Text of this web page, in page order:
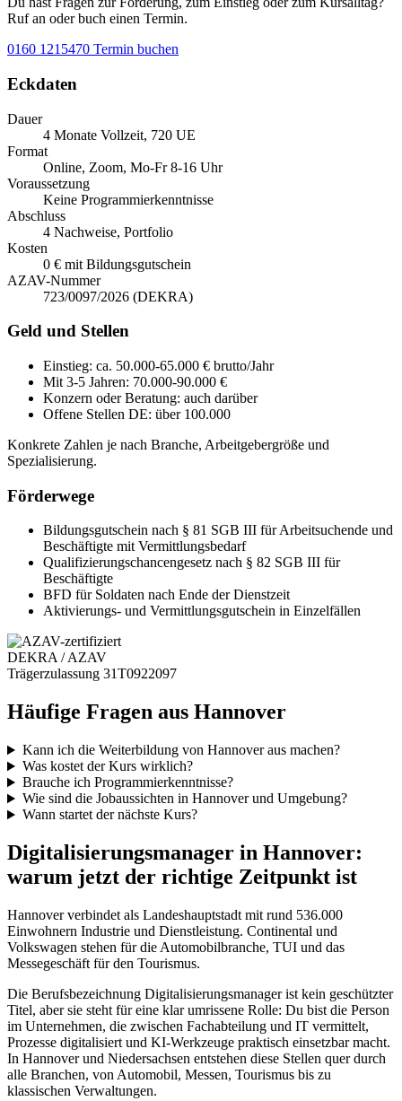
Ruf an oder buch einen Termin.
0160 1215470 Termin buchen
Eckdaten
Dauer
4 Monate Vollzeit, 720 UE
Format
Online, Zoom, Mo-Fr 8-16 Uhr
Voraussetzung
Keine Programmierkenntnisse
Abschluss
4 Nachweise, Portfolio
Kosten
0 € mit Bildungsgutschein
AZAV-Nummer
723/0097/2026 (DEKRA)
Geld und Stellen
Einstieg: ca. 50.000-65.000 € brutto/Jahr
Mit 3-5 Jahren: 70.000-90.000 €
Konzern oder Beratung: auch darüber
Offene Stellen DE: über 100.000
Konkrete Zahlen je nach Branche, Arbeitgebergröße und
Spezialisierung.
Förderwege
Bildungsgutschein nach § 81 SGB III für Arbeitsuchende und
Beschäftigte mit Vermittlungsbedarf
Qualifizierungschancengesetz nach § 82 SGB III für
Beschäftigte
BFD für Soldaten nach Ende der Dienstzeit
Aktivierungs- und Vermittlungsgutschein in Einzelfällen
DEKRA / AZAV
Trägerzulassung 31T0922097
Häufige Fragen aus Hannover
Kann ich die Weiterbildung von Hannover aus machen?
Was kostet der Kurs wirklich?
Brauche ich Programmierkenntnisse?
Wie sind die Jobaussichten in Hannover und Umgebung?
Wann startet der nächste Kurs?
Digitalisierungsmanager in Hannover:
warum jetzt der richtige Zeitpunkt ist
Hannover verbindet als Landeshauptstadt mit rund 536.000
Einwohnern Industrie und Dienstleistung. Continental und
Volkswagen stehen für die Automobilbranche, TUI und das
Messegeschäft für den Tourismus.
Die Berufsbezeichnung Digitalisierungsmanager ist kein geschützter
Titel, aber sie steht für eine klar umrissene Rolle: Du bist die Person
im Unternehmen, die zwischen Fachabteilung und IT vermittelt,
Prozesse digitalisiert und KI-Werkzeuge praktisch einsetzbar macht.
In Hannover und Niedersachsen entstehen diese Stellen quer durch
alle Branchen, von Automobil, Messen, Tourismus bis zu
klassischen Verwaltungen.